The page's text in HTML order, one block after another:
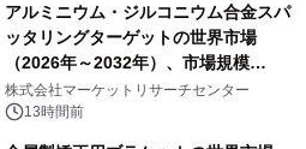
アルミニウム・ジルコニウム合金スパ
ッタリングターゲットの世界市場
（2026年～2032年）、市場規模
（0.995、0.999、その他）・分析レポ
ートを発表
株式会社マーケットリサーチセンター
13時間前